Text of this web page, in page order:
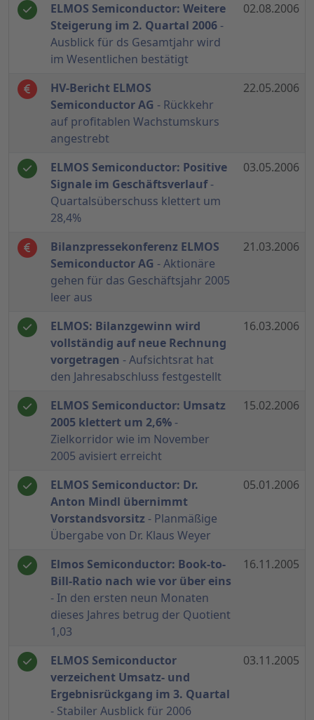
ELMOS Semiconductor: Weitere
Steigerung im 2. Quartal 2006-
Ausblick für ds Gesamtjahr wird
im Wesentlichen bestätigt
02.08.2006
HV-Bericht ELMOS
Semiconductor AG - Rückkehr
auf profitablen Wachstumskurs
angestrebt
22.05.2006
ELMOS Semiconductor: Positive
Signale im Geschäftsverlauf-
Quartalsüberschuss klettert um
28,4%
03.05.2006
Bilanzpressekonferenz ELMOS
Semiconductor AG - Aktionäre
gehen für das Geschäftsjahr 2005
leer aus
21.03.2006
ELMOS: Bilanzgewinn wird
vollständig auf neue Rechnung
vorgetragen - Aufsichtsrat hat
den Jahresabschluss festgestellt
16.03.2006
ELMOS Semiconductor: Umsatz
2005 klettert um 2,6% -
Zielkorridor wie im November
2005 avisiert erreicht
15.02.2006
ELMOS Semiconductor: Dr.
Anton Mindl übernimmt
Vorstandsvorsitz - Planmäßige
Übergabe von Dr. Klaus Weyer
05.01.2006
Elmos Semiconductor: Book-to-
Bill-Ratio nach wie vor über eins
- In den ersten neun Monaten
dieses Jahres betrug der Quotient
1,03
16.11.2005
ELMOS Semiconductor
verzeichent Umsatz- und
Ergebnisrückgang im 3. Quartal
- Stabiler Ausblick für 2006
03.11.2005